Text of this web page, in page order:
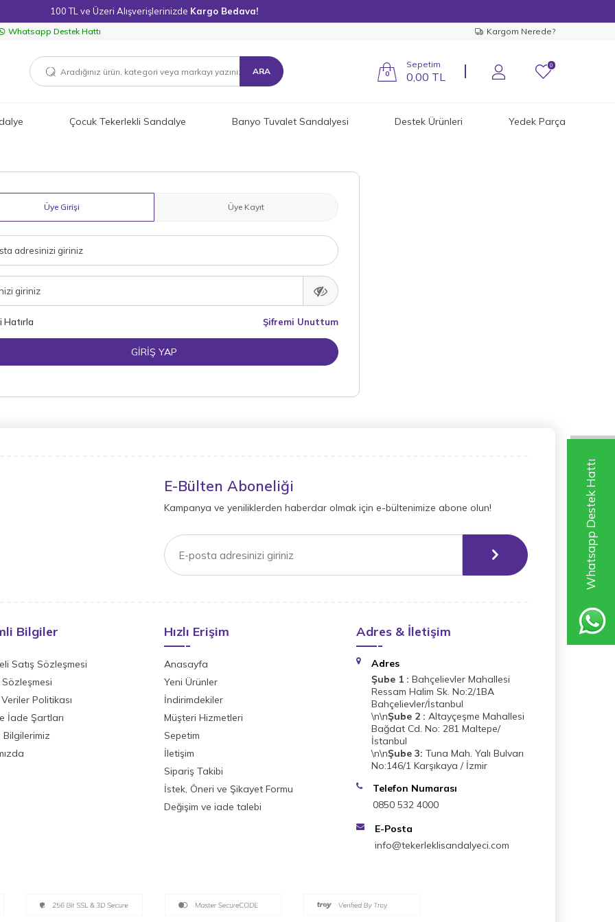
Whatsapp Destek Hattı
100 TL ve Üzeri Alışverişlerinizde Kargo Bedava!
Whatsapp Destek Hattı Kargom Nerede?
ARA 0
Sepetim
0,00 TL
0
Çocuk Tekerlekli Sandalye Banyo Tuvalet Sandalyesi Destek Ürünleri Yedek Parça
Üye Girişi Üye Kayıt
adresinizi giriniz
giriniz
Hatırla Şifremi Unuttum
GIRIŞ YAP
E-Bülten Aboneliği
Kampanya ve yeniliklerden haberdar olmak için e-bültenimize abone olun!
Bilgiler
Satış Sözleşmesi
Politikası
İade Şartları
Bilgilerimiz
Hızlı Erişim
Anasayfa
Yeni Ürünler
İndirimdekiler
Müşteri Hizmetleri
Sepetim
İletişim
Sipariş Takibi
İstek, Öneri ve Şikayet Formu
Değişim ve iade talebi
Adres & İletişim
Adres
Şube 1 : Bahçelievler Mahallesi
Ressam Halim Sk. No:2/1BA
Bahçelievler/İstanbul
\n\nŞube 2 : Altayçeşme Mahallesi
Bağdat Cd. No: 281 Maltepe/
İstanbul
\n\nŞube 3: Tuna Mah. Yalı Bulvarı
No:146/1 Karşıkaya / İzmir
Telefon Numarası
0850 532 4000
E-Posta
info@tekerleklisandalyeci.com